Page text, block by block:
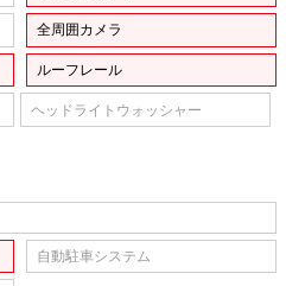
全周囲カメラ
ルーフレール
ヘッドライトウォッシャー
自動駐車システム